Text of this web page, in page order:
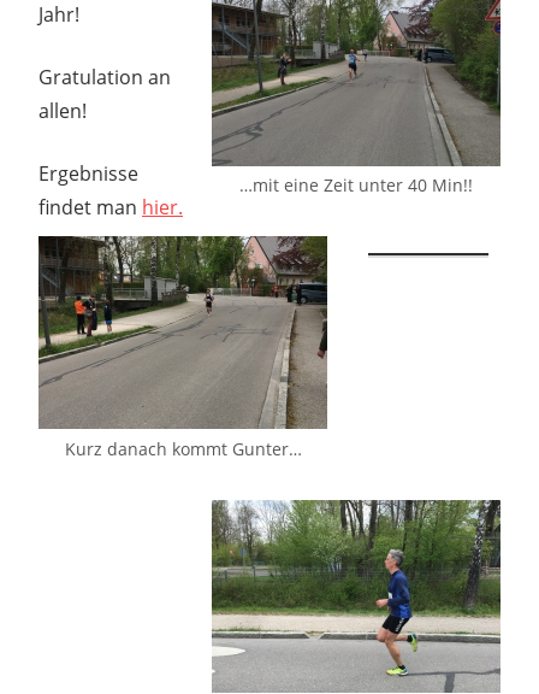
…mit eine Zeit unter 40 Min!!
Jahr!
Kurz danach kommt Gunter…
Gratulation an
allen!
Ergebnisse
findet man hier.